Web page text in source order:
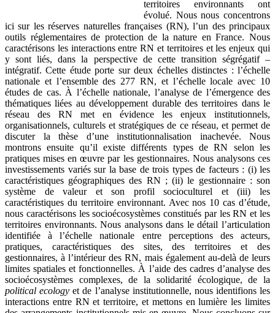
territoires environnants ont
évolué. Nous nous concentrons
ici sur les réserves naturelles françaises (RN), l’un des principaux
outils réglementaires de protection de la nature en France. Nous
caractérisons les interactions entre RN et territoires et les enjeux qui
y sont liés, dans la perspective de cette transition ségrégatif –
intégratif. Cette étude porte sur deux échelles distinctes : l’échelle
nationale et l’ensemble des 277 RN, et l’échelle locale avec 10
études de cas. À l’échelle nationale, l’analyse de l’émergence des
thématiques liées au développement durable des territoires dans le
réseau des RN met en évidence les enjeux institutionnels,
organisationnels, culturels et stratégiques de ce réseau, et permet de
discuter la thèse d’une institutionnalisation inachevée. Nous
montrons ensuite qu’il existe différents types de RN selon les
pratiques mises en œuvre par les gestionnaires. Nous analysons ces
investissements variés sur la base de trois types de facteurs : (i) les
caractéristiques géographiques des RN ; (ii) le gestionnaire : son
système de valeur et son profil socioculturel et (iii) les
caractéristiques du territoire environnant. Avec nos 10 cas d’étude,
nous caractérisons les socioécosystèmes constitués par les RN et les
territoires environnants. Nous analysons dans le détail l’articulation
identifiée à l’échelle nationale entre perceptions des acteurs,
pratiques, caractéristiques des sites, des territoires et des
gestionnaires, à l’intérieur des RN, mais également au-delà de leurs
limites spatiales et fonctionnelles. À l’aide des cadres d’analyse des
socioécosystèmes complexes, de la solidarité écologique, de la
political ecology et de l’analyse institutionnelle, nous identifions les
interactions entre RN et territoire, et mettons en lumière les limites